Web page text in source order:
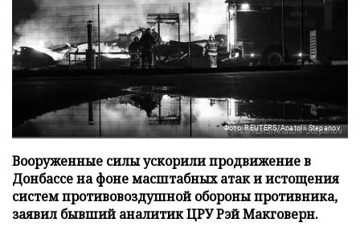
Фото: REUTERS/Anatolii Stepanov
Вооруженные силы ускорили продвижение в
Донбассе на фоне масштабных атак и истощения
систем противовоздушной обороны противника,
заявил бывший аналитик ЦРУ Рэй Макговерн.